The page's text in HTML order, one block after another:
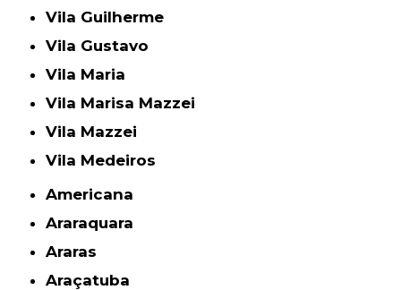
Vila Guilherme
Vila Gustavo
Vila Maria
Vila Marisa Mazzei
Vila Mazzei
Vila Medeiros
Americana
Araraquara
Araras
Araçatuba